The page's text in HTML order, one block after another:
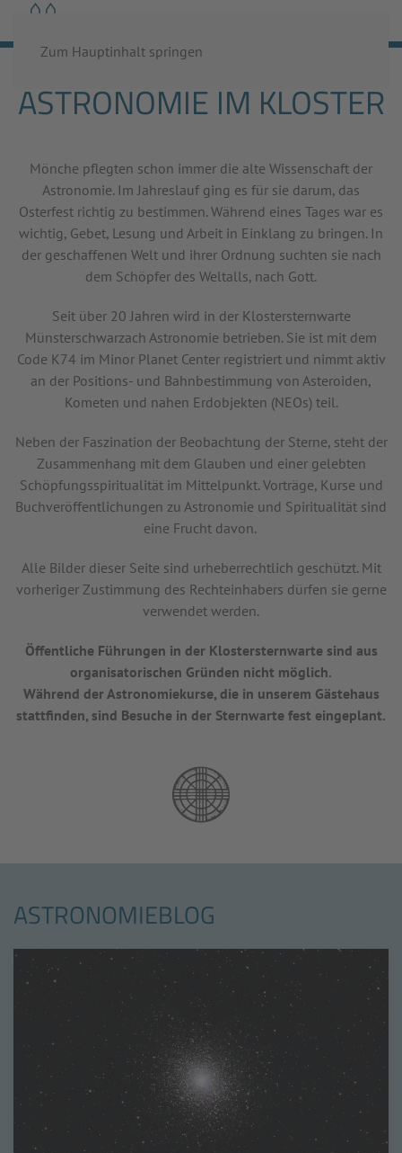
Zum Hauptinhalt springen
ASTRONOMIE IM KLOSTER
Mönche pflegten schon immer die alte Wissenschaft der
Astronomie. Im Jahreslauf ging es für sie darum, das
Osterfest richtig zu bestimmen. Während eines Tages war es
wichtig, Gebet, Lesung und Arbeit in Einklang zu bringen. In
der geschaffenen Welt und ihrer Ordnung suchten sie nach
dem Schöpfer des Weltalls, nach Gott.
Seit über 20 Jahren wird in der Klostersternwarte
Münsterschwarzach Astronomie betrieben. Sie ist mit dem
Code K74 im Minor Planet Center registriert und nimmt aktiv
an der Positions- und Bahnbestimmung von Asteroiden,
Kometen und nahen Erdobjekten (NEOs) teil.
Neben der Faszination der Beobachtung der Sterne, steht der
Zusammenhang mit dem Glauben und einer gelebten
Schöpfungsspiritualität im Mittelpunkt. Vorträge, Kurse und
Buchveröffentlichungen zu Astronomie und Spiritualität sind
eine Frucht davon.
Alle Bilder dieser Seite sind urheberrechtlich geschützt. Mit
vorheriger Zustimmung des Rechteinhabers dürfen sie gerne
verwendet werden.
Öffentliche Führungen in der Klostersternwarte sind aus
organisatorischen Gründen nicht möglich.
Während der Astronomiekurse, die in unserem Gästehaus
stattfinden, sind Besuche in der Sternwarte fest eingeplant.
ASTRONOMIEBLOG